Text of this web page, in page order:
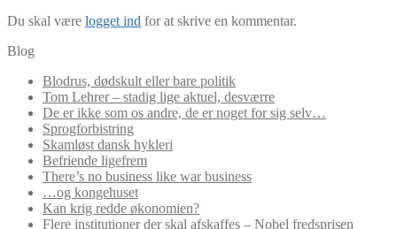
Du skal være logget ind for at skrive en kommentar.
Blog
Blodrus, dødskult eller bare politik
Tom Lehrer – stadig lige aktuel, desværre
De er ikke som os andre, de er noget for sig selv…
Sprogforbistring
Skamløst dansk hykleri
Befriende ligefrem
There’s no business like war business
…og kongehuset
Kan krig redde økonomien?
Flere institutioner der skal afskaffes – Nobel fredsprisen